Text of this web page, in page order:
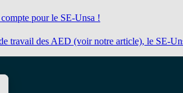
pour le SE-Unsa !
travail des AED (voir notre article), le SE-